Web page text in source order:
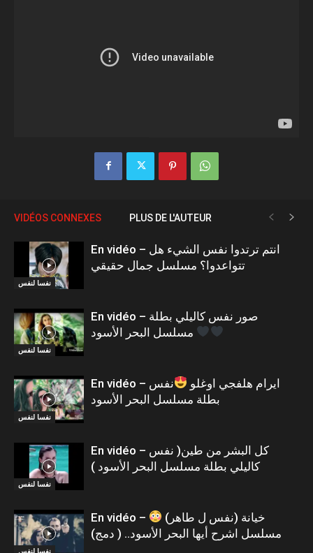
VIDÉOS CONNEXES PLUS DE L'AUTEUR
نفسا لنفس
En vidéo – انتم ترتدوا نفس الشيء هل
تتواعدوا؟ مسلسل جمال حقيقي
نفسا لنفس
En vidéo – صور نفس كاليلي بطلة
نفسا لنفس
En vidéo – ايرام هلفجي اوغلو
نفس
بطلة مسلسل البحر الأسود
نفسا لنفس
En vidéo – كل البشر من طين( نفس
كاليلي بطلة مسلسل البحر الأسود )
En vidéo – خيانة (نفس ل طاهر)
مسلسل اشرح أيها البحر الأسود.. ( دمج)